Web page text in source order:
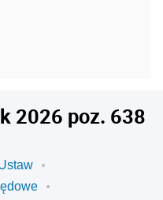
2026 poz. 638